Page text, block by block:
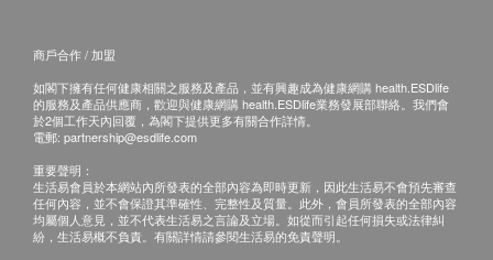
有損毀情況，一經確認簽收，恕不接受退換。
如有其他損壞或遺漏查詢，顧客必須保留有效收據
正本，並於送貨後3個工作天內聯絡 健康網購
health.ESDlife客戶服務部跟進。
商戶合作 / 加盟
如閣下擁有任何健康相關之服務及產品，並有興趣成為健康網購 health.ESDlife
的服務及產品供應商，歡迎與健康網購 health.ESDlife業務發展部聯絡。我們會
於2個工作天內回覆，為閣下提供更多有關合作詳情。
電郵: partnership@esdlife.com
重要聲明：
生活易會員於本網站內所發表的全部內容為即時更新，因此生活易不會預先審查
任何內容，並不會保證其準確性、完整性及質量。此外，會員所發表的全部內容
均屬個人意見，並不代表生活易之言論及立場。如從而引起任何損失或法律糾
紛，生活易概不負責。有關詳情請參閱生活易的免責聲明。